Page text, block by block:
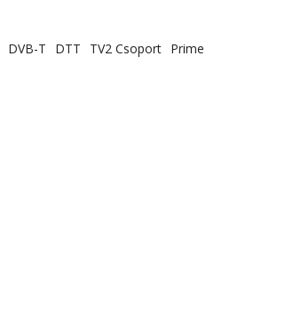
DVB-T DTT TV2 Csoport Prime